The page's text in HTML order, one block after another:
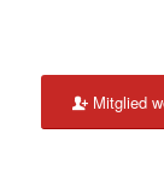
Mitglied